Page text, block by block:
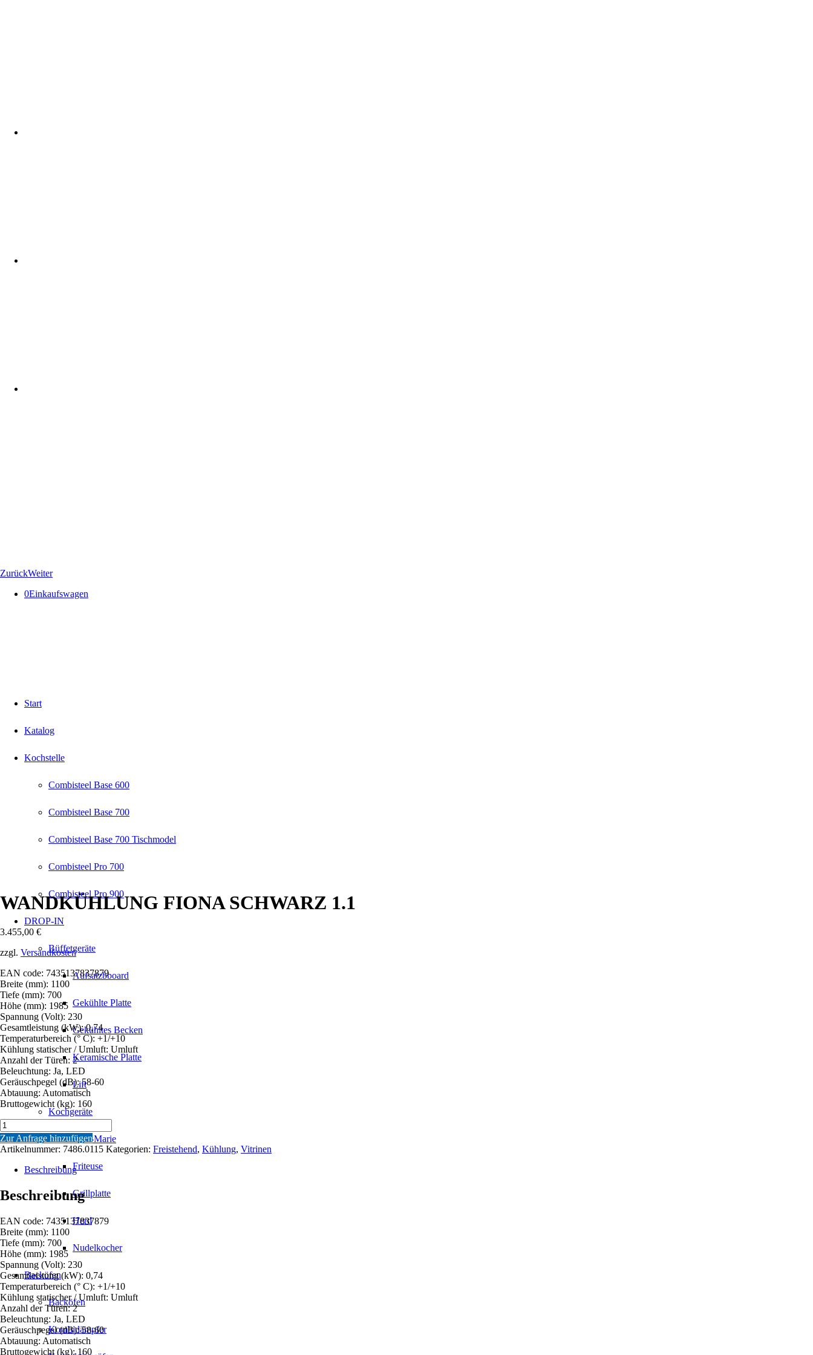
ZurückWeiter
0Einkaufswagen
Start
Katalog
Kochstelle
Combisteel Base 600
Combisteel Base 700
Combisteel Base 700 Tischmodel
Combisteel Pro 700
Combisteel Pro 900
DROP-IN
Büffetgeräte
Aufsatzbboard
Gekühlte Platte
Gekühltes Becken
Keramische Platte
Lift
Kochgeräte
Bain-Marie
Friteuse
Grillplatte
Herd
Nudelkocher
Backöfen
Backöfen
Kombidämpfer
WANDKÜHLUNG FIONA SCHWARZ 1.1
3.455,00 €
zzgl. Versandkosten
EAN code: 7435137837879
Breite (mm): 1100
Tiefe (mm): 700
Höhe (mm): 1985
Spannung (Volt): 230
Gesamtleistung (kW): 0,74
Temperaturbereich (° C): +1/+10
Kühlung statischer / Umluft: Umluft
Anzahl der Türen: 2
Beleuchtung: Ja, LED
Geräuschpegel (dB): 58-60
Abtauung: Automatisch
Bruttogewicht (kg): 160
WANDKÜHLUNG
FIONA
SCHWARZ
Menge
Zur Anfrage hinzufügen
Artikelnummer: 7486.0115 Kategorien: Freistehend, Kühlung, Vitrinen
Beschreibung
Beschreibung
EAN code: 7435137837879
Breite (mm): 1100
Tiefe (mm): 700
Höhe (mm): 1985
Spannung (Volt): 230
Gesamtleistung (kW): 0,74
Temperaturbereich (° C): +1/+10
Kühlung statischer / Umluft: Umluft
Anzahl der Türen: 2
Beleuchtung: Ja, LED
Geräuschpegel (dB): 58-60
Abtauung: Automatisch
Bruttogewicht (kg): 160